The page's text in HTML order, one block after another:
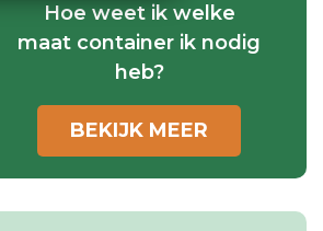
Hoe weet ik welke
maat container ik nodig
heb?
BEKIJK MEER